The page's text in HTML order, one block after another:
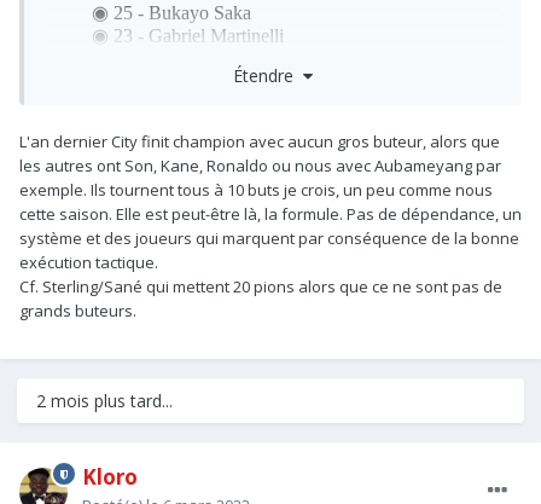
Les 5 joueurs qui opèrent dans la dernière ligne se partagent
équitablement la création d'occasions, c'est rare et démontre
la fonctionnalité de l'animation offensive.
Étendre
L'an dernier City finit champion avec aucun gros buteur, alors que
les autres ont Son, Kane, Ronaldo ou nous avec Aubameyang par
exemple. Ils tournent tous à 10 buts je crois, un peu comme nous
cette saison. Elle est peut-être là, la formule. Pas de dépendance, un
système et des joueurs qui marquent par conséquence de la bonne
exécution tactique.
Cf. Sterling/Sané qui mettent 20 pions alors que ce ne sont pas de
grands buteurs.
2 mois plus tard...
Kloro